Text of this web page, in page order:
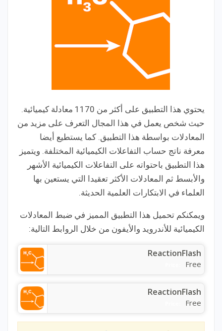
يحتوي هذا التطبيق على أكثر من 1170 معادلة كيميائية.
حيث شخص يعمل في هذا المجال التعرف على مزيد من
المعادلات بواسطة هذا التطبيق. كما يستطيع أيضا
معرفة ناتج حساب التفاعلات الكيميائية المختلفة. ويتميز
هذا التطبيق باحتواته على التفاعلات الكيميائية الأشهر
والأبسط ثم المعادلات الأكثر تعقيدا التي يستعين بها
العلماء في الابتكارات العلمية الحديثة.
ويمكنكم تحميل هذا التطبيق المميز في ضبط المعادلات
الكيميائية للأندرويد والأيفون من خلال الروابط التالية:
ReactionFlash
Free
ReactionFlash
Free